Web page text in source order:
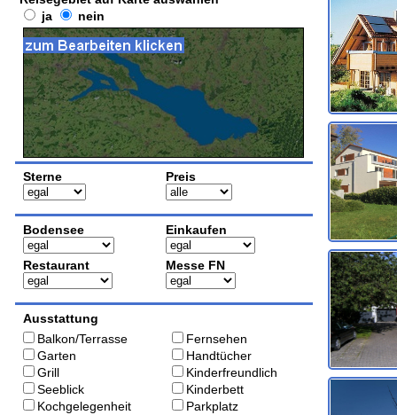
ja
nein
Sterne Preis
Bodensee Einkaufen
Restaurant Messe FN
Ausstattung
Balkon/Terrasse
Garten
Grill
Seeblick
Kochgelegenheit
Fernsehen
Handtücher
Kinderfreundlich
Kinderbett
Parkplatz